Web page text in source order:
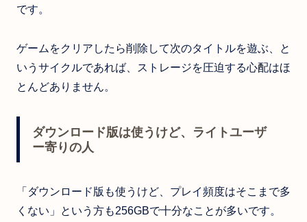
です。
ゲームをクリアしたら削除して次のタイトルを遊ぶ、と
いうサイクルであれば、ストレージを圧迫する心配はほ
とんどありません。
ダウンロード版は使うけど、ライトユーザ
ー寄りの人
「ダウンロード版も使うけど、プレイ頻度はそこまで多
くない」という方も256GBで十分なことが多いです。